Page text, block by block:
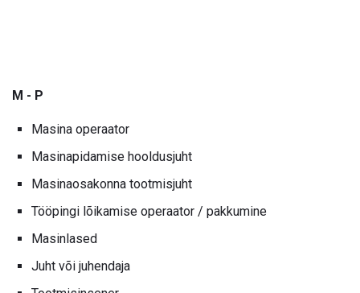
M - P
Masina operaator
Masinapidamise hooldusjuht
Masinaosakonna tootmisjuht
Tööpingi lõikamise operaator / pakkumine
Masinlased
Juht või juhendaja